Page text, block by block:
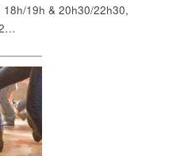
18h/19h & 20h30/22h30,